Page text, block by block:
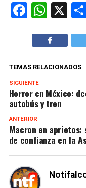
X
TEMAS RELACIONADOS
SIGUIENTE
Horror en México:
autobús y tren
ANTERIOR
Macron en
de confianza en la